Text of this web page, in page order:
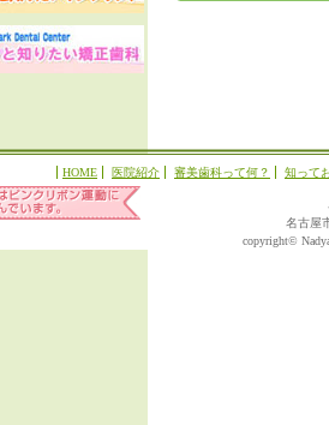
HOME 医院紹介 審美歯科って何？ 知って
名古屋
copyright©